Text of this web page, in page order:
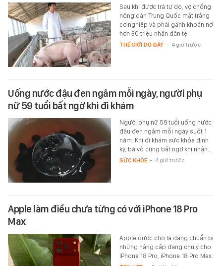
Sau khi được trả tự do, vợ chồng
nông dân Trung Quốc mất trắng
cơ nghiệp và phải gánh khoản nợ
hơn 30 triệu nhân dân tệ.
THẾ GIỚI ĐÓ ĐÂY - 4 giờ trước
Uống nước đậu đen ngâm mỗi ngày, người phụ
nữ 59 tuổi bất ngờ khi đi khám
Người phụ nữ 59 tuổi uống nước
đậu đen ngâm mỗi ngày suốt 1
năm. Khi đi khám sức khỏe định
kỳ, bà vô cùng bất ngờ khi nhận…
SỨC KHỎE - 4 giờ trước
Apple làm điều chưa từng có với iPhone 18 Pro
Max
Apple được cho là đang chuẩn bị
những nâng cấp đáng chú ý cho
iPhone 18 Pro, iPhone 18 Pro Max.